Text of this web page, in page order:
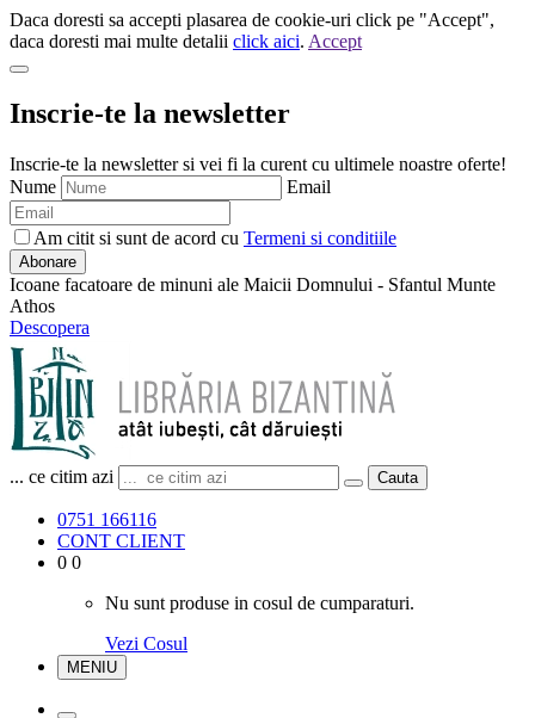
Daca doresti sa accepti plasarea de cookie-uri click pe "Accept",
daca doresti mai multe detalii click aici. Accept
Inscrie-te la newsletter
Inscrie-te la newsletter si vei fi la curent cu ultimele noastre oferte!
Nume
Email
Am citit si sunt de acord cu Termeni si conditiile
Abonare
Icoane facatoare de minuni ale Maicii Domnului - Sfantul Munte
Athos
Descopera
... ce citim azi Cauta
0751 166116
CONT CLIENT
0 0
Nu sunt produse in cosul de cumparaturi.
Vezi Cosul
MENIU